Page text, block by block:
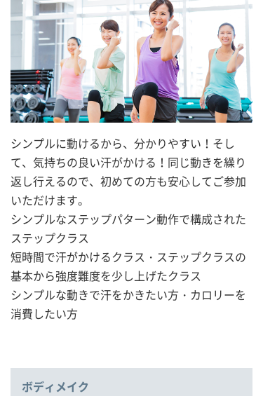
シンプルに動けるから、分かりやすい！そし
て、気持ちの良い汗がかける！同じ動きを繰り
返し行えるので、初めての方も安心してご参加
いただけます。
シンプルなステップパターン動作で構成された
ステップクラス
短時間で汗がかけるクラス・ステップクラスの
基本から強度難度を少し上げたクラス
シンプルな動きで汗をかきたい方・カロリーを
消費したい方
ボディメイク